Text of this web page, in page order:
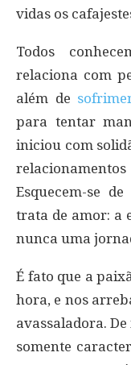
vidas os
Todos
relaciona com
além de
para tentar
iniciou com
Esquecem-se
trata de amor: a
nunca uma
É fato que a
hora, e nos
avassaladora.
somente